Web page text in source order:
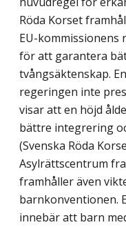
Röda Korset
EU-kommis­sionens
för att garantera
tvångsäktenskap.
regeringen inte
visar att en höjd
bättre integrering
(Svenska Röda
Asylrättscentrum
framhåller även
barnkonventionen.
innebär att barn